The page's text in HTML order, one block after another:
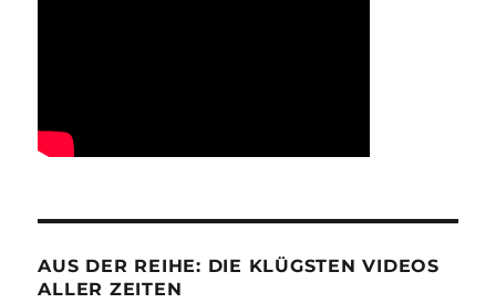
AUS DER REIHE: DIE KLÜGSTEN VIDEOS
ALLER ZEITEN